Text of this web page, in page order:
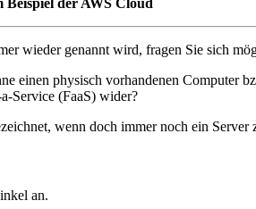
wieder genannt wird, fragen Sie sich
einen physisch vorhandenen Computer
Service (FaaS) wider?
wenn doch immer noch ein
an.